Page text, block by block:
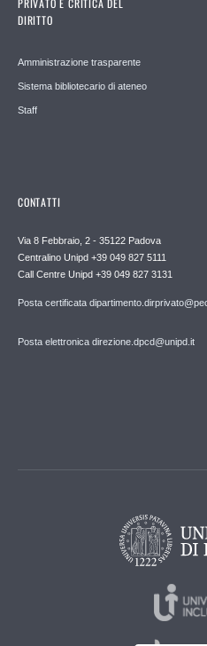
DIRITTO
Amministrazione trasparente
Sistema bibliotecario di ateneo
Staff
CONTATTI
Via 8 Febbraio, 2 - 35122 Padova
Centralino Unipd +39 049 827 5111
Call Centre Unipd +39 049 827 3131
Posta certificata
Posta elettronica direzione.dpcd@unipd.it